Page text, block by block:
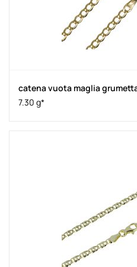
catena vuota maglia
7.30 g*